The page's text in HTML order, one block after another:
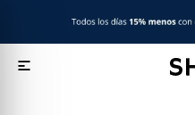
